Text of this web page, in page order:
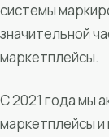
системы
значительной
маркетплейсы.
С 2021 года мы
маркетплейсы